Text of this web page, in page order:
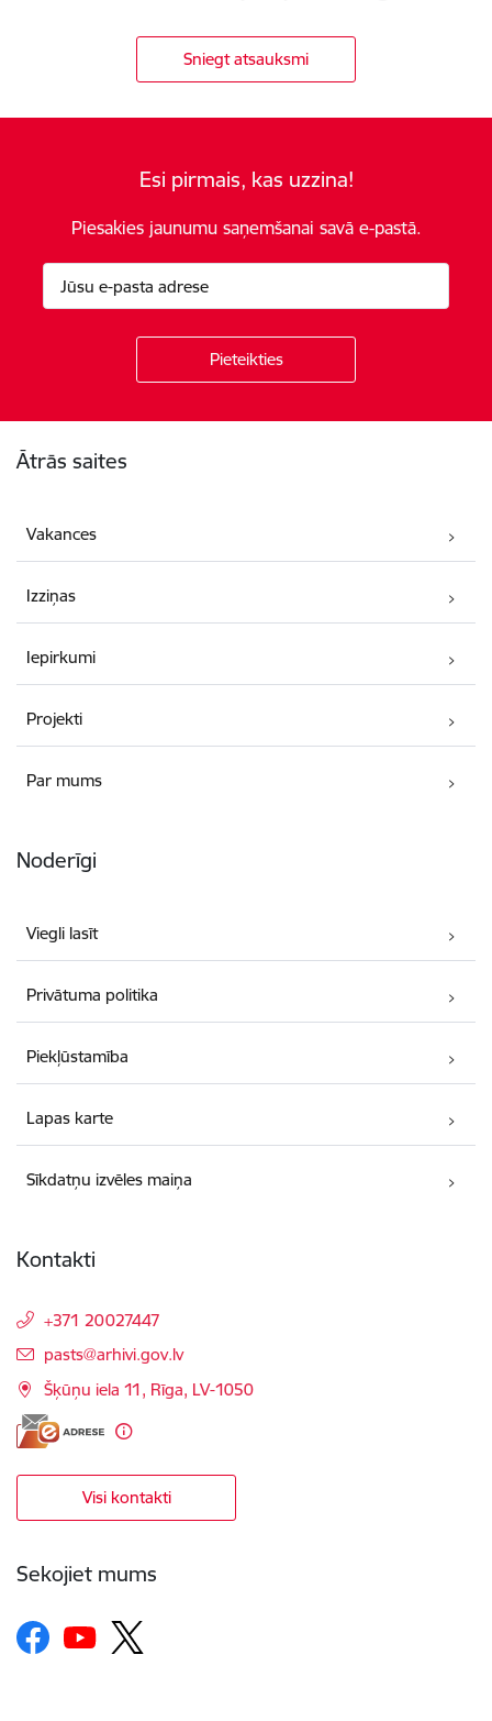
Sniegt atsauksmi
Esi pirmais, kas uzzina!
Piesakies jaunumu saņemšanai savā e-pastā.
Ātrās saites
Vakances
Izziņas
Iepirkumi
Projekti
Par mums
Noderīgi
Viegli lasīt
Privātuma politika
Piekļūstamība
Lapas karte
Sīkdatņu izvēles maiņa
Kontakti
+371 20027447
E-pasts:
pasts@arhivi.gov.lv
Šķūņu iela 11, Rīga, LV-1050
Visi kontakti
Sekojiet mums